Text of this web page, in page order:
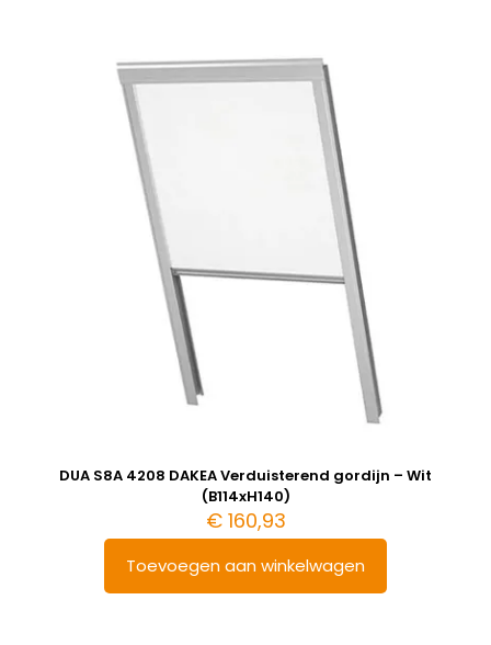
DUA S8A 4208 DAKEA Verduisterend gordijn – Wit
(B114xH140)
€160,93
Toevoegen aan winkelwagen